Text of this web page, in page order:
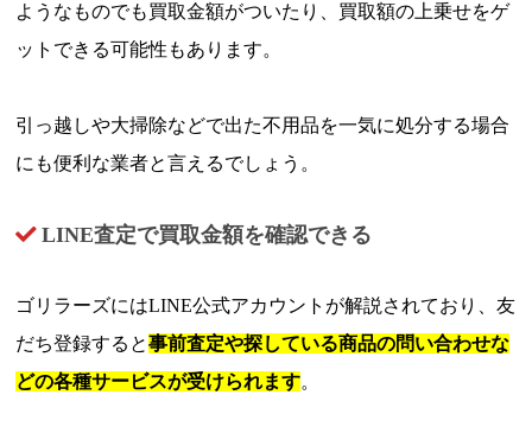
ようなものでも買取金額がついたり、買取額の上乗せをゲ
ットできる可能性もあります。
引っ越しや大掃除などで出た不用品を一気に処分する場合
にも便利な業者と言えるでしょう。
LINE査定で買取金額を確認できる
ゴリラーズにはLINE公式アカウントが解説されており、友
だち登録すると事前査定や探している商品の問い合わせな
どの各種サービスが受けられます。